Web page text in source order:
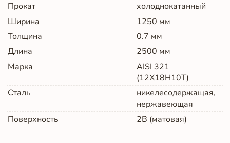
Прокат
холоднокатанный
Ширина
1250 мм
Толщина
0.7 мм
Длина
2500 мм
Марка
AISI 321
(12Х18Н10Т)
Сталь
никелесодержащая,
нержавеющая
Поверхность
2B (матовая)